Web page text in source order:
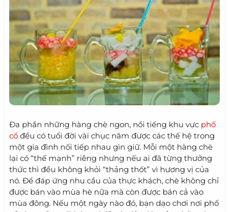
Đa phần những hàng chè ngon, nổi tiếng khu vực phố
cổ đều có tuổi đời vài chục năm được các thế hệ trong
một gia đình nối tiếp nhau gìn giữ. Mỗi một hàng chè
lại có “thế mạnh” riêng nhưng nếu ai đã từng thưởng
thức thì đều không khỏi “thảng thốt” vì hương vị của
nó. Để đáp ứng nhu cầu của thực khách, chè không chỉ
được bán vào mùa hè nữa mà còn được bán cả vào
mùa đông. Nếu một ngày nào đó, bạn dạo chơi nơi phố